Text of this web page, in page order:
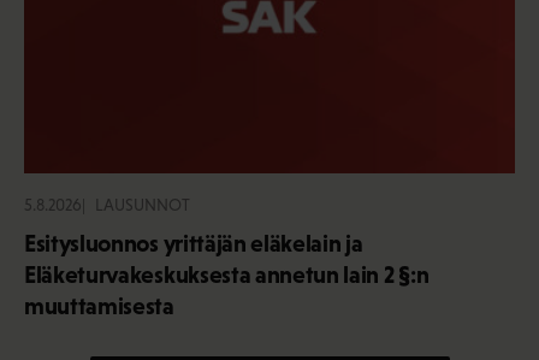
5.8.2026 LAUSUNNOT
Esitysluonnos yrittäjän eläkelain ja
Eläketurvakeskuksesta annetun lain 2 §:n
muuttamisesta